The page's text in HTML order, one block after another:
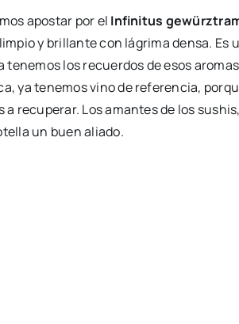
apostar por el Infinitus
y brillante con lágrima densa. Es
los recuerdos de esos
ya tenemos vino de referencia,
recuperar. Los amantes de los
un buen aliado.